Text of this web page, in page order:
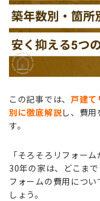
この記事では、 戸建て
別に徹底解説し、費
す。
「そろそろリフォー
30年の家は、どこま
フォームの費用につ
しょう。